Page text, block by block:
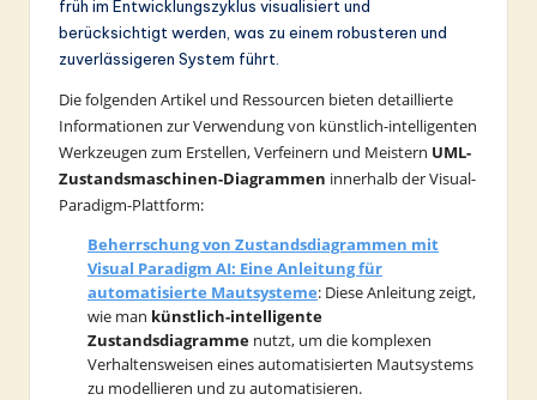
früh im Entwicklungszyklus visualisiert und
berücksichtigt werden, was zu einem robusteren und
zuverlässigeren System führt.
Die folgenden Artikel und Ressourcen bieten detaillierte
Informationen zur Verwendung von künstlich-intelligenten
Werkzeugen zum Erstellen, Verfeinern und Meistern UML-
Zustandsmaschinen-Diagrammen innerhalb der Visual-
Paradigm-Plattform:
Beherrschung von Zustandsdiagrammen mit
Visual Paradigm AI: Eine Anleitung für
automatisierte Mautsysteme: Diese Anleitung zeigt,
wie man künstlich-intelligente
Zustandsdiagramme nutzt, um die komplexen
Verhaltensweisen eines automatisierten Mautsystems
zu modellieren und zu automatisieren.